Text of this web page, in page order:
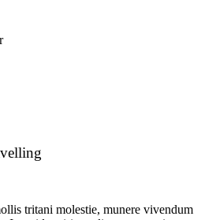
tritani molestie, munere vivendum